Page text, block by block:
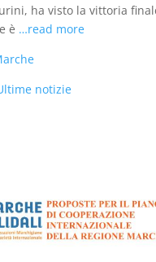
ha visto la vittoria
è …read more
notizie